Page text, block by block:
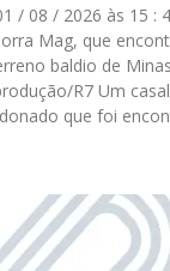
/ 08 / 2026 às 15 :
Mag, que
baldio de
R7 Um
que foi